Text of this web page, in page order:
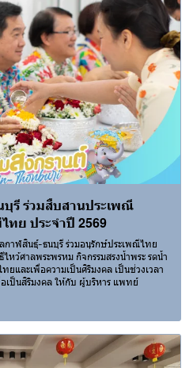
รี ร่วมสืบสานประเพณี
ทย ประจำปี 2569
าฬสินธุ์-ธนบุรี ร่วมอนุรักษ์ประเพณีไทย
หว้ศาลพระพรหม กิจกรรมสรงน้ำพระ รดน้ำ
และเพื่อความเป็นศิริมงคล เป็นช่วงเวลา
เป็นสิริมงคล ให้กับ ผู้บริหาร แพทย์